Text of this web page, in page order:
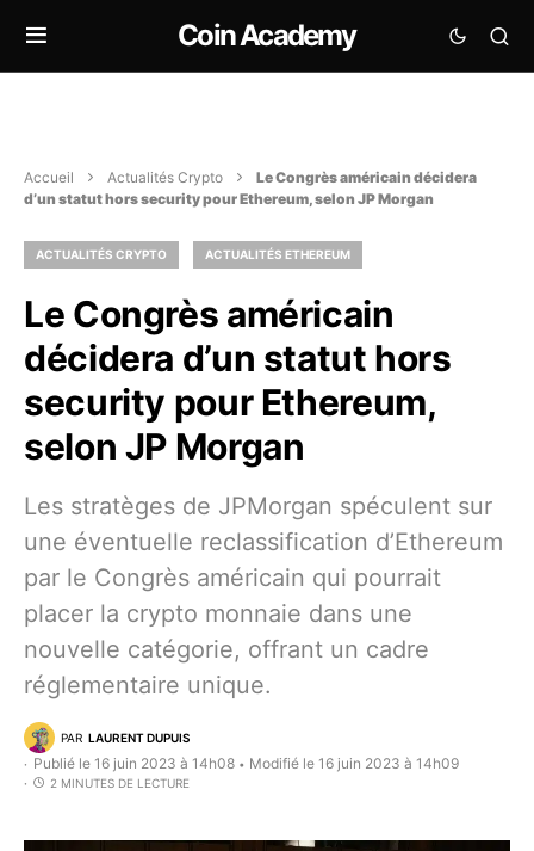
Coin Academy
Accueil Actualités Crypto
Le Congrès américain décidera
d’un statut hors security pour Ethereum, selon JP Morgan
ACTUALITÉS CRYPTO ACTUALITÉS ETHEREUM
Le Congrès américain
décidera d’un statut hors
security pour Ethereum,
selon JP Morgan
Les stratèges de JPMorgan spéculent sur
une éventuelle reclassification d’Ethereum
par le Congrès américain qui pourrait
placer la crypto monnaie dans une
nouvelle catégorie, offrant un cadre
réglementaire unique.
PAR LAURENT DUPUIS
Publié le 16 juin 2023 à 14h08 • Modifié le 16 juin 2023 à 14h09
2 MINUTES DE LECTURE